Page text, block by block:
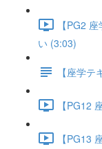
【PG2
い (3:03)
【座学テ
【PG12
【PG13